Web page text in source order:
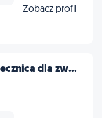
Zobacz profil
dla zw...